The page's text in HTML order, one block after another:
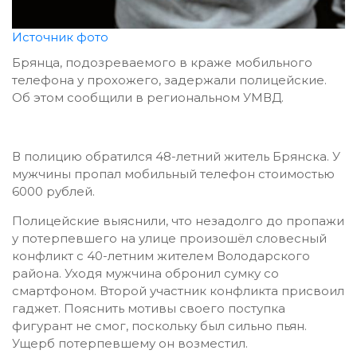
Источник фото
Брянца, подозреваемого в краже мобильного
телефона у прохожего, задержали полицейские.
Об этом сообщили в региональном УМВД.
В полицию обратился 48-летний житель Брянска. У
мужчины пропал мобильный телефон стоимостью
6000 рублей.
Полицейские выяснили, что незадолго до пропажи
у потерпевшего на улице произошёл словесный
конфликт с 40-летним жителем Володарского
района. Уходя мужчина обронил сумку со
смартфоном. Второй участник конфликта присвоил
гаджет. Пояснить мотивы своего поступка
фигурант не смог, поскольку был сильно пьян.
Ущерб потерпевшему он возместил.